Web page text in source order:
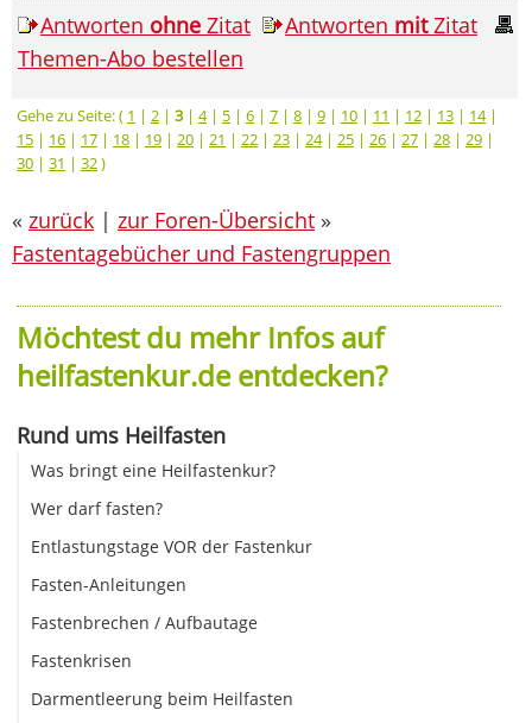
Antworten ohne Zitat Antworten mitZitat
Themen-Abo bestellen
Gehe zu Seite: ( 1 | 2 | 3| 4| 5 | 6 | 7 | 8 | 9 | 10 | 11 | 12 | 13 | 14|
15 | 16 | 17 | 18 | 19 | 20 | 21 | 22 | 23 | 24| 25 | 26 | 27 | 28 | 29 |
30 | 31 | 32)
« zurück | zur Foren-Übersicht »
Fastentagebücher und Fastengruppen
Möchtest du mehr Infos auf
heilfastenkur.de entdecken?
Rund ums Heilfasten
Was bringt eine Heilfastenkur?
Wer darf fasten?
Entlastungstage VOR der Fastenkur
Fasten-Anleitungen
Fastenbrechen / Aufbautage
Fastenkrisen
Darmentleerung beim Heilfasten